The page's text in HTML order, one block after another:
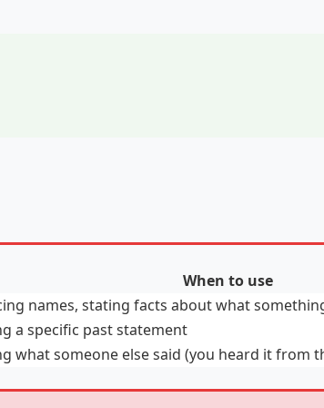
When to use
names, stating facts about what
a specific past statement
what someone else said (you heard it from